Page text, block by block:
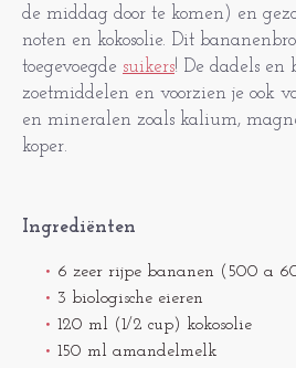
de middag door te komen) en
noten en kokosolie. Dit
toegevoegde suikers! De dadels en
zoetmiddelen en voorzien je ook
en mineralen zoals kalium,
koper.
Ingrediënten
6 zeer rijpe bananen (500 a
3 biologische eieren
120 ml (1/2 cup) kokosolie
150 ml amandelmelk